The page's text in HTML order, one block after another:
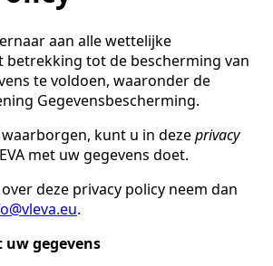
aan alle wettelijke
betrekking tot de bescherming van
te voldoen, waaronder de
Gegevensbescherming.
kunt u in dezeprivacy
met uw gegevens doet.
deze privacy policy neem dan
.
uw gegevens